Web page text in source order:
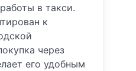
в такси.
к
через
его удобным